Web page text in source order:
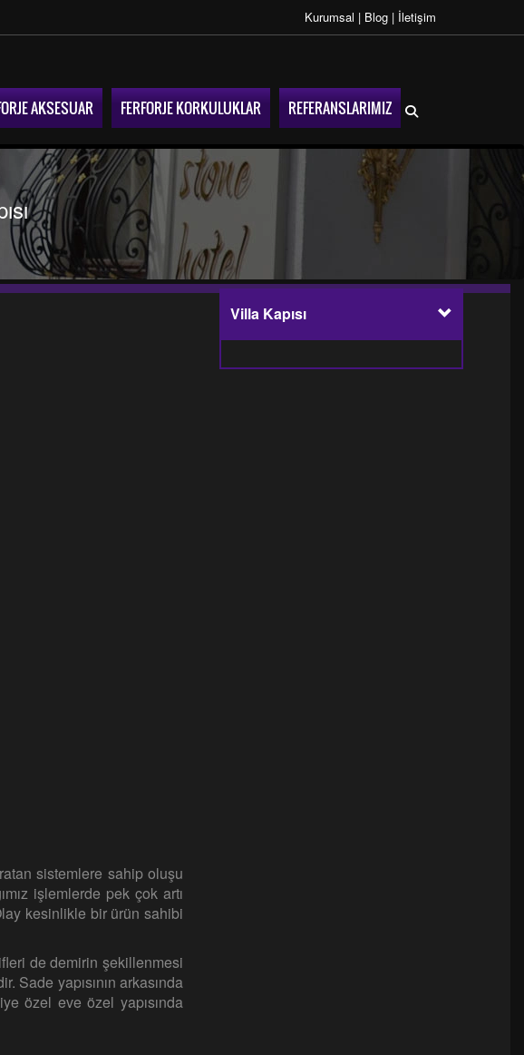
Kurumsal | Blog | İletişim
AKSESUAR FERFORJE KORKULUKLAR REFERANSLARIMIZ
sistemlere sahip oluşu
işlemlerde pek çok artı
kesinlikle bir ürün sahibi
de demirin şekillenmesi
yapısının arkasında
özel eve özel yapısında
Villa Kapısı